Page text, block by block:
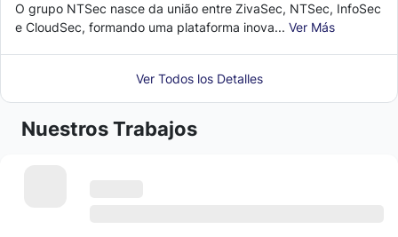
O grupo NTSec nasce da união entre ZivaSec, NTSec, InfoSec
e CloudSec, formando uma plataforma inova... Ver Más
Ver Todos los Detalles
Nuestros Trabajos